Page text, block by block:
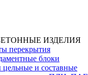
ИЗДЕЛИЯ
перекрытия
блоки
цельные и составные